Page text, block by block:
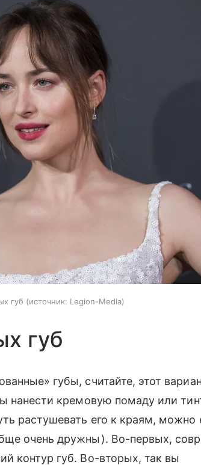
губ источник: Legion-Media
губ
губы, считайте, этот
нанести кремовую помаду или
растушевать его к краям, можно
очень дружны). Во-первых,
контур губ. Во-вторых, так вы